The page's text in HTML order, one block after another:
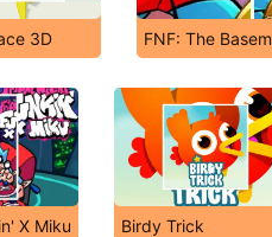
3D FNF: The
X Miku Birdy Trick